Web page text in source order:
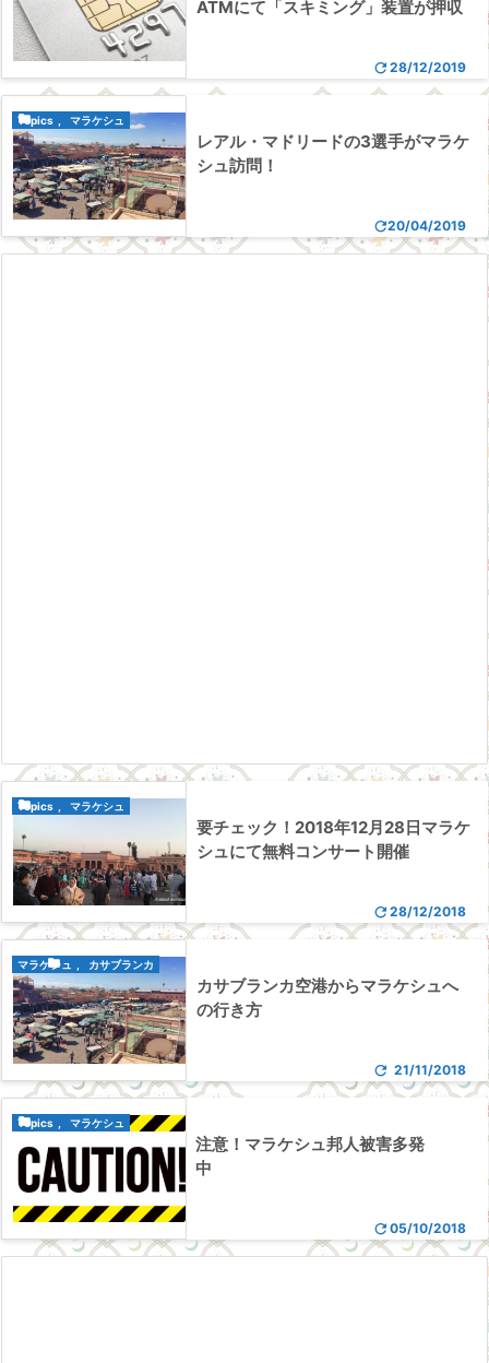
 28/12/2019
ATMにて「スキミング」装置が押収
20/04/2019

Topics マラケシュ
レアル・マドリードの3選手がマラケ
シュ訪問！
 28/12/2018

Topics マラケシュ
要チェック！2018年12月28日マラケ
シュにて無料コンサート開催
 21/11/2018

マラケシュ カサブランカ
カサブランカ空港からマラケシュへ
の行き方
 05/10/2018

Topics マラケシュ
注意！マラケシュ邦人被害多発
中